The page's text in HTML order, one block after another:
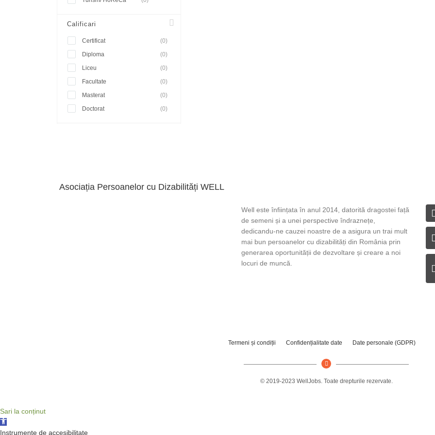
Calificari
Certificat
(0)
Diploma
(0)
Liceu
(0)
Facultate
(0)
Masterat
(0)
Doctorat
(0)
Asociația Persoanelor cu Dizabilități WELL
Well este înființata în anul 2014, datorită dragostei față
de semeni și a unei perspective îndraznețe,
dedicandu-ne cauzei noastre de a asigura un trai mult
mai bun persoanelor cu dizabilități din România prin
generarea oportunității de dezvoltare și creare a noi
locuri de muncă.
Termeni și condiții Confidențialitate date Date personale (GDPR)
© 2019-2023 WellJobs. Toate drepturile rezervate.
Sari la conținut
Deschide bara de unelte
Instrumente de accesibilitate